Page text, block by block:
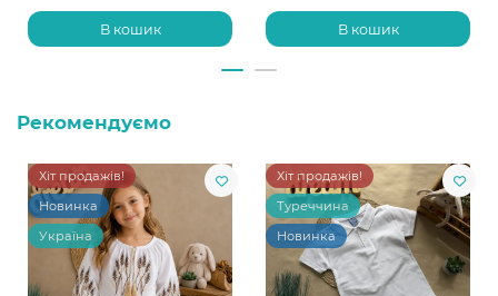
В кошик В кошик
Рекомендуємо
Хіт продажів!
Новинка
Україна
Хіт продажів!
Туреччина
Новинка